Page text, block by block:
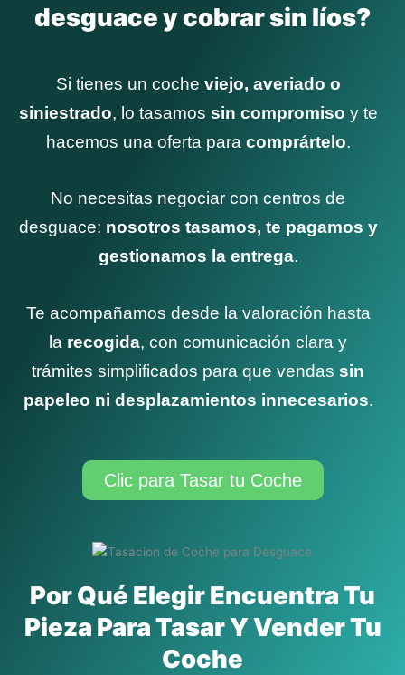
desguace y cobrar sin líos?
Si tienes un coche viejo, averiado o
siniestrado, lo tasamos sin compromiso y te
hacemos una oferta para comprártelo.
No necesitas negociar con centros de
desguace: nosotros tasamos, te pagamos y
gestionamos la entrega.
Te acompañamos desde la valoración hasta
la recogida, con comunicación clara y
trámites simplificados para que vendas sin
papeleo ni desplazamientos innecesarios.
Clic para Tasar tu Coche
Por Qué Elegir Encuentra Tu
Pieza Para Tasar Y Vender Tu
Coche